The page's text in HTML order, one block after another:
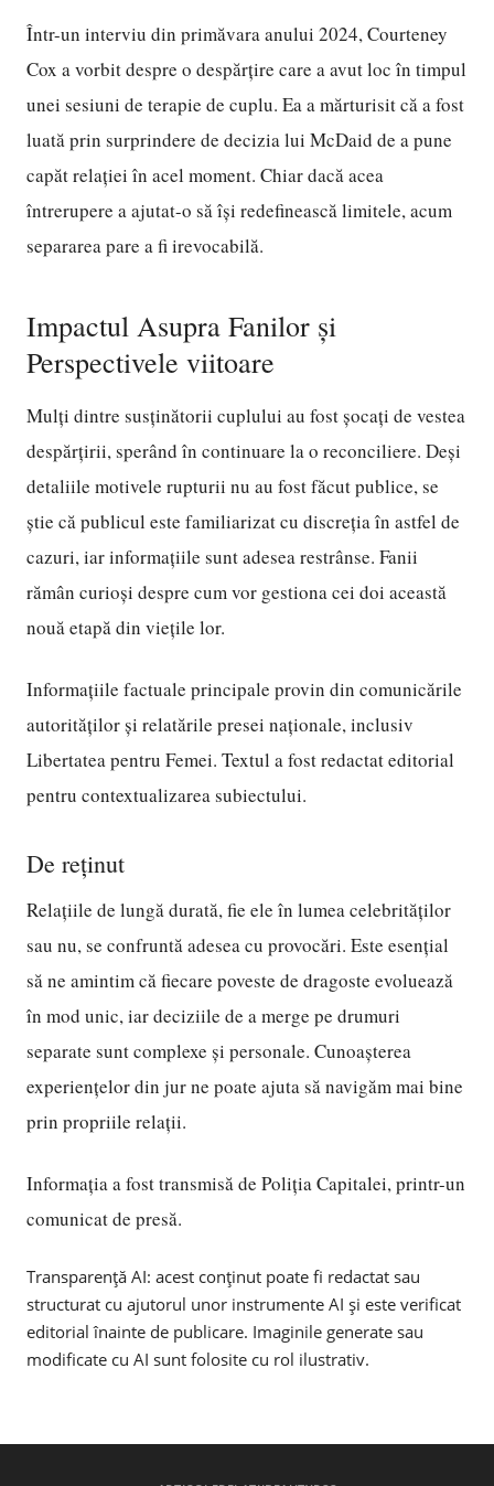
Într-un interviu din primăvara anului 2024, Courteney
Cox a vorbit despre o despărțire care a avut loc în timpul
unei sesiuni de terapie de cuplu. Ea a mărturisit că a fost
luată prin surprindere de decizia lui McDaid de a pune
capăt relației în acel moment. Chiar dacă acea
întrerupere a ajutat-o să își redefinească limitele, acum
separarea pare a fi irevocabilă.
Impactul Asupra Fanilor și
Perspectivele viitoare
Mulți dintre susținătorii cuplului au fost șocați de vestea
despărțirii, sperând în continuare la o reconciliere. Deși
detaliile motivele rupturii nu au fost făcut publice, se
știe că publicul este familiarizat cu discreția în astfel de
cazuri, iar informațiile sunt adesea restrânse. Fanii
rămân curioși despre cum vor gestiona cei doi această
nouă etapă din viețile lor.
Informațiile factuale principale provin din comunicările
autorităților și relatările presei naționale, inclusiv
Libertatea pentru Femei. Textul a fost redactat editorial
pentru contextualizarea subiectului.
De reținut
Relațiile de lungă durată, fie ele în lumea celebrităților
sau nu, se confruntă adesea cu provocări. Este esențial
să ne amintim că fiecare poveste de dragoste evoluează
în mod unic, iar deciziile de a merge pe drumuri
separate sunt complexe și personale. Cunoașterea
experiențelor din jur ne poate ajuta să navigăm mai bine
prin propriile relații.
Informația a fost transmisă de Poliția Capitalei, printr-un
comunicat de presă.
Transparență AI: acest conținut poate fi redactat sau
structurat cu ajutorul unor instrumente AI și este verificat
editorial înainte de publicare. Imaginile generate sau
modificate cu AI sunt folosite cu rol ilustrativ.